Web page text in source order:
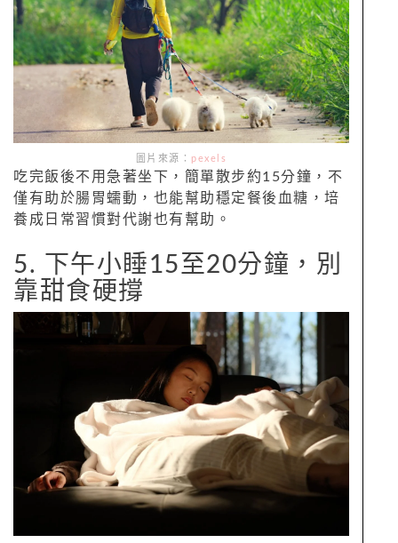
圖片來源： pexels
吃完飯後不用急著坐下，簡單散步約15分鐘，不
僅有助於腸胃蠕動，也能幫助穩定餐後血糖，培
養成日常習慣對代謝也有幫助。
5. 下午小睡15至20分鐘，別
靠甜食硬撐